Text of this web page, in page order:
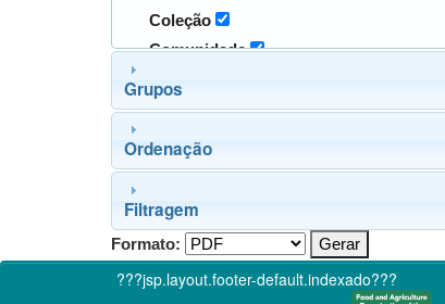
Coleção
Comunidade
Grupos
Ordenação
Filtragem
Formato:
???jsp.layout.footer-default.indexado???